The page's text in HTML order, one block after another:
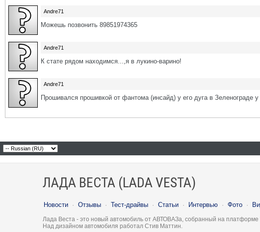
Andre71
Можешь позвонить 89851974365
Andre71
К стате рядом находимся...,я в лукино-варино!
Andre71
Прошивался прошивкой от фантома (инсайд) у его дуга в Зеленограде у
ЛАДА ВЕСТА (LADA VESTA)
Новости · Отзывы · Тест-драйвы · Статьи · Интервью · Фото ·
Лада Веста - это новый автомобиль от АВТОВАЗа, собранный на
Над дизайном автомобиля работал Стив Маттин.